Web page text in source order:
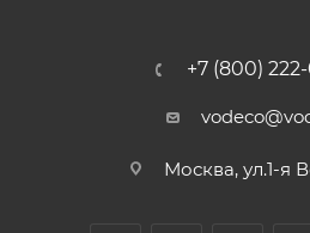
+7 (800)
Москва, ул.1-я